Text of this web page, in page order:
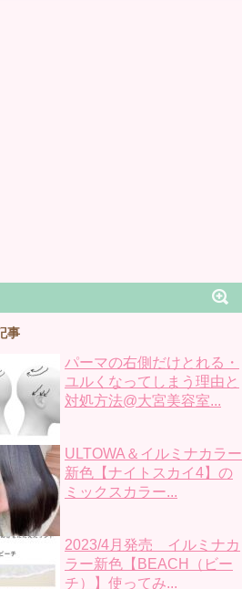
事
パーマの右側だけとれる・
ユルくなってしまう理由と
対処方法@大宮美容室...
ULTOWA＆イルミナカラー
新色【ナイトスカイ4】の
ミックスカラー...
2023/4月発売 イルミナカ
ラー新色【BEACH（ビー
チ）】使ってみ...